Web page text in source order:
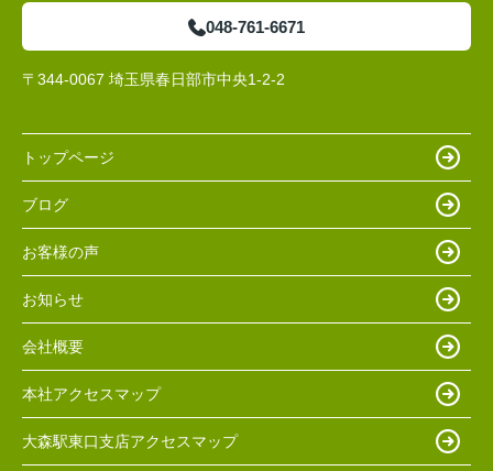
048-761-6671
〒344-0067 埼玉県春日部市中央1-2-2
トップページ
ブログ
お客様の声
お知らせ
会社概要
本社アクセスマップ
大森駅東口支店アクセスマップ